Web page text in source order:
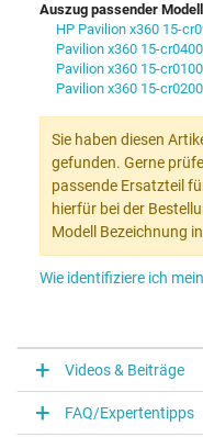
Auszug passender
HP Pavilion x360 15-
Pavilion x360 15-cr0400
Pavilion x360 15-cr0100
Pavilion x360 15-cr0200
Sie haben diesen
gefunden. Gerne
passende Ersatzteil
hierfür bei der
Modell Bezeichnung
Wie identifiziere ich
Videos & Beiträge
FAQ/Expertentipps